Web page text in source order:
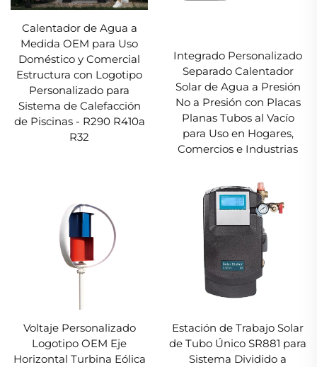
Calentador de Agua a
Medida OEM para Uso
Doméstico y Comercial
Estructura con Logotipo
Personalizado para
Sistema de Calefacción
de Piscinas - R290 R410a
R32
Integrado Personalizado
Separado Calentador
Solar de Agua a Presión
No a Presión con Placas
Planas Tubos al Vacío
para Uso en Hogares,
Comercios e Industrias
Voltaje Personalizado
Logotipo OEM Eje
Horizontal Turbina Eólica
Estación de Trabajo Solar
de Tubo Único SR881 para
Sistema Dividido a